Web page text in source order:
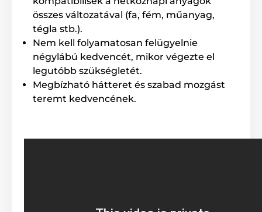
Használati utasítás
Megjegyzés: A kép csak illusztráció.
A műszaki specifikációk előzetes értesítés nélkül
változhatnak. A képek csak illusztrációk.
Táplálék és felszerelés
összes változatával (fa, fém, műanyag,
tégla stb.).
Nem kell folyamatosan felügyelnie
négylábú kedvencét, mikor végezte el
legutóbb szükségletét.
Megbízható hátteret és szabad mozgást
teremt kedvencének.